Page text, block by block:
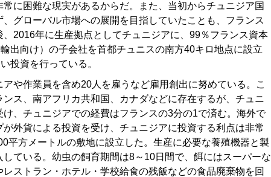
に困難な現実があるからだ。また、当初からチュニジア国
グローバル市場への展開を目指していたことも、フランス
2016年に生産拠点としてチュニジアに、99％フランス資本
出向け）の子会社を首都チュニスの南方40キロ地点に設立
投資を行っている。
や作業員を含め20人を雇うなど雇用創出に努めている。こ
ス、南アフリカ共和国、カナダなどに存在するが、チュニ
け、チュニジアでの経費はフランスの3分の1で済む。海外で
外貨による投資を受け、チュニジアに投資する利点は非常
平方メートルの敷地に設立した。生産に必要な養殖機器と製
ている。幼虫の飼育期間は8～10日間で、餌にはスーパーな
ストラン・ホテル・学校給食の残飯などの食品廃棄物を回